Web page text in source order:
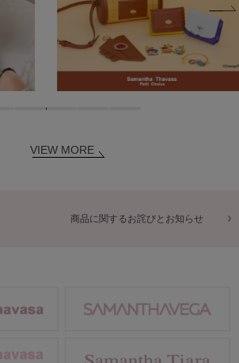
VIEW MORE
商品に関するお詫びとお知らせ